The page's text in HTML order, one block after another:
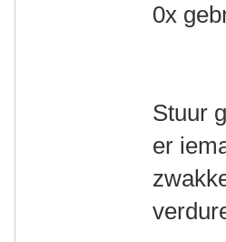
0x
Stuur
er